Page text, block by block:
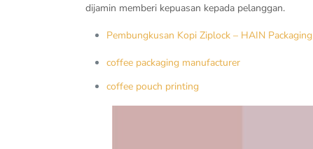
dijamin memberi kepuasan kepada pelanggan.
Pembungkusan Kopi Ziplock – HAIN Packaging
coffee packaging manufacturer
coffee pouch printing